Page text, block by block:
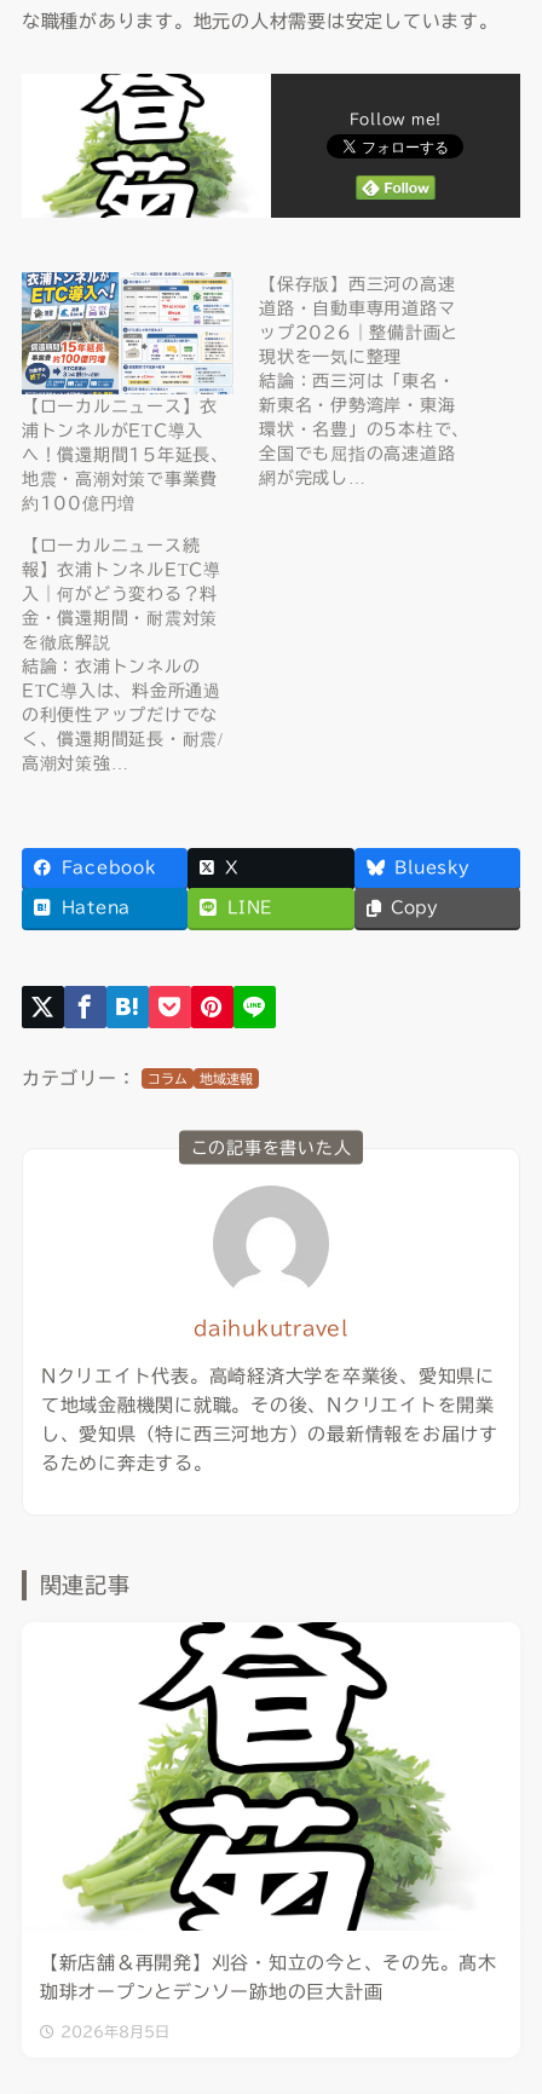
な職種があります。地元の人材需要は安定しています。
Follow me!
【ローカルニュース】衣
浦トンネルがETC導入
へ！償還期間15年延長、
地震・高潮対策で事業費
約100億円増
【保存版】西三河の高速
道路・自動車専用道路マ
ップ2026｜整備計画と
現状を一気に整理
結論：西三河は「東名・
新東名・伊勢湾岸・東海
環状・名豊」の5本柱で、
全国でも屈指の高速道路
網が完成し…
【ローカルニュース続
報】衣浦トンネルETC導
入｜何がどう変わる？料
金・償還期間・耐震対策
を徹底解説
結論：衣浦トンネルの
ETC導入は、料金所通過
の利便性アップだけでな
く、償還期間延長・耐震/
高潮対策強…
Facebook X Bluesky
Hatena LINE Copy
カテゴリー： コラム 地域速報
この記事を書いた人
daihukutravel
Nクリエイト代表。高崎経済大学を卒業後、愛知県に
て地域金融機関に就職。その後、Nクリエイトを開業
し、愛知県（特に西三河地方）の最新情報をお届けす
るために奔走する。
関連記事
【新店舗＆再開発】刈谷・知立の今と、その先。髙木
珈琲オープンとデンソー跡地の巨大計画
2026年8月5日